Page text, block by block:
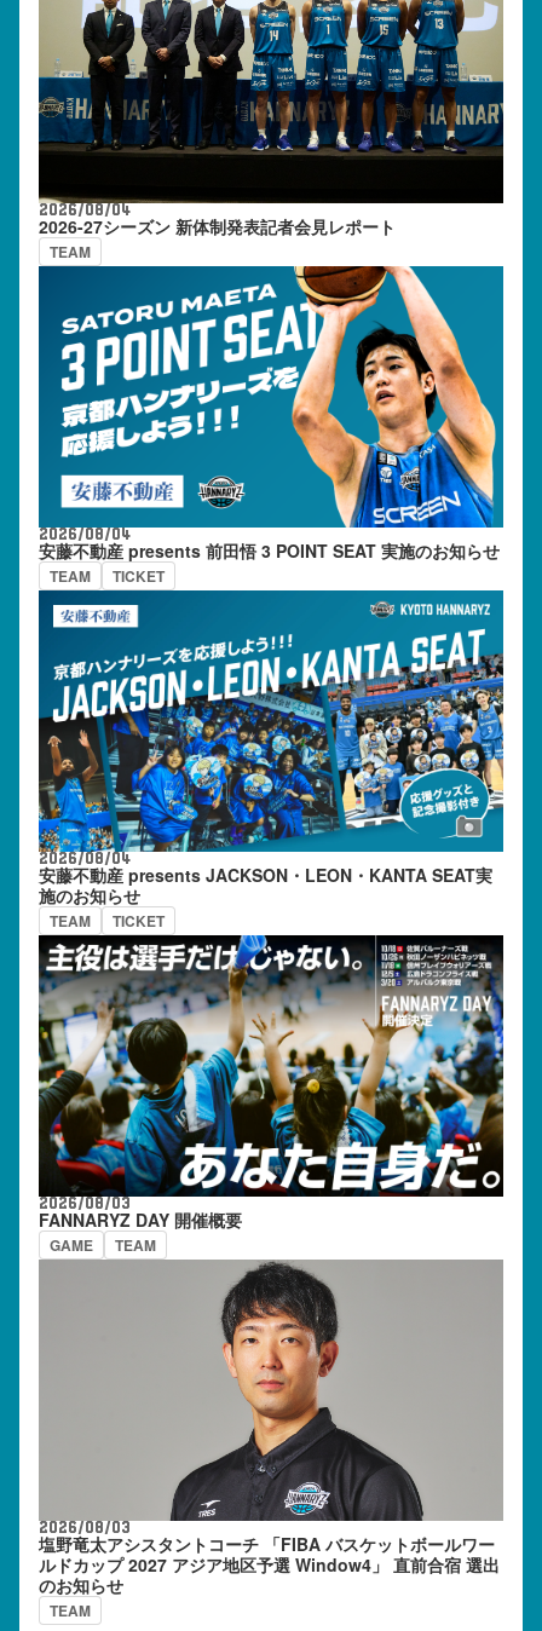
2026/08/04
2026-27シーズン 新体制発表記者会見レポート
TEAM
2026/08/04
安藤不動産 presents 前田悟 3 POINT SEAT 実施のお知らせ
TEAM TICKET
2026/08/04
安藤不動産 presents JACKSON・LEON・KANTA SEAT実
施のお知らせ
TEAM TICKET
2026/08/03
FANNARYZ DAY 開催概要
GAME TEAM
2026/08/03
塩野竜太アシスタントコーチ 「FIBA バスケットボールワー
ルドカップ 2027 アジア地区予選 Window4」 直前合宿 選出
のお知らせ
TEAM